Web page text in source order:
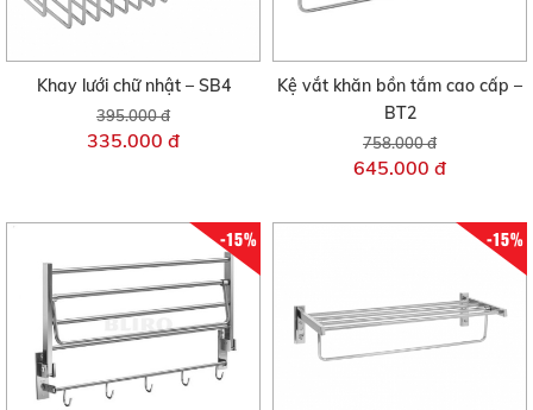
Khay lưới chữ nhật – SB4
395.000 đ
335.000 đ
Kệ vắt khăn bồn tắm cao cấp –
BT2
758.000 đ
645.000 đ
-15% -15%